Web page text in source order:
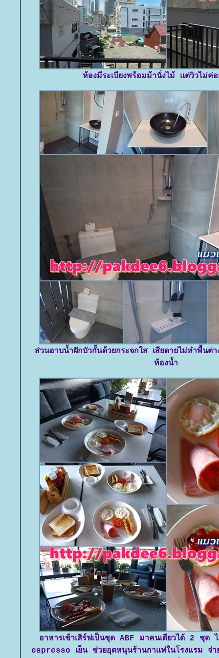
ห้องมีระเบียงพร้อมม้านั่งไม้ แต่วิวไม่ค่อ
ส่วนอาบน้ำฝักบัวกั้นด้วยกระจกใส เสียดายไม่ทำพื้นต่
ห้องน้ำ
อาหารเช้าเสิร์ฟเป็นชุด ABF มาคนเดียวได้ 2 ชุด
espresso เย็น ช่วยอุดหนุนร้านกาแฟในโรงแรม จ่